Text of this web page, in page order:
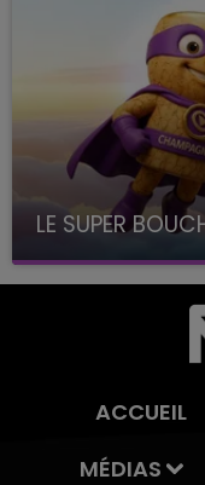
LE SUPER
avec La Famille
ACCUEIL
MÉDIAS